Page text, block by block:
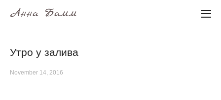
Анна Бамм
November 14, 2016
Утро у залива